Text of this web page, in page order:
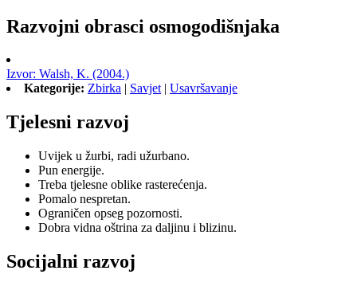
Razvojni obrasci osmogodišnjaka
Izvor: Walsh, K. (2004.)
Kategorije: Zbirka | Savjet| Usavršavanje
Tjelesni razvoj
Uvijek u žurbi, radi užurbano.
Pun energije.
Treba tjelesne oblike rasterećenja.
Pomalo nespretan.
Ograničen opseg pozornosti.
Dobra vidna oštrina za daljinu i blizinu.
Socijalni razvoj